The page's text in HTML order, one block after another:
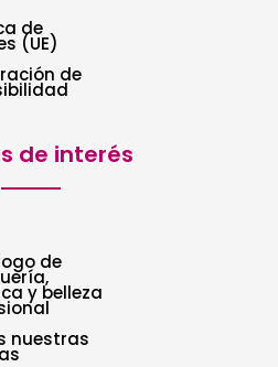
de
(UE)
de
de interés
de
y belleza
nuestras